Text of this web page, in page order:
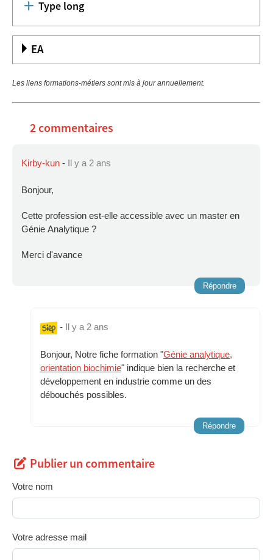
Type long
EA
Les liens formations-métiers sont mis à jour annuellement.
2 commentaires
Kirby-kun - Il y a 2 ans
Bonjour,
Cette profession est-elle accessible avec un master en
Génie Analytique ?
Merci d'avance
Répondre
- Il y a 2 ans
Bonjour, Notre fiche formation "Génie analytique,
orientation biochimie" indique bien la recherche et
développement en industrie comme un des
débouchés possibles.
Répondre
Publier un commentaire
Votre nom
Votre adresse mail